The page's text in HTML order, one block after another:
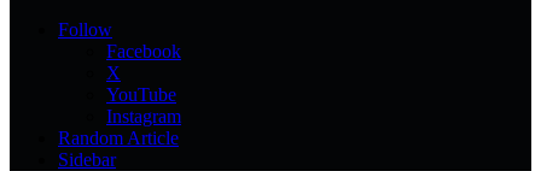
Follow
Facebook
X
YouTube
Instagram
Random Article
Sidebar